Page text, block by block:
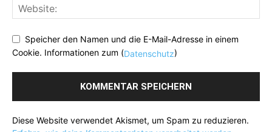
Speicher den Namen und die E-Mail-Adresse in einem
Cookie. Informationen zum (Datenschutz)
Diese Website verwendet Akismet, um Spam zu reduzieren.